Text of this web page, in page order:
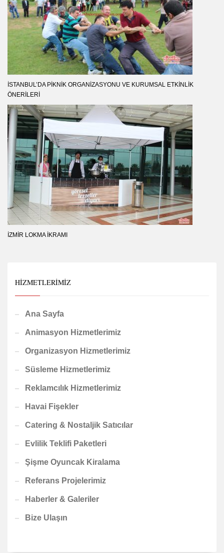
İSTANBUL’DA PIKNIK ORGANIZASYONU VE KURUMSAL ETKINLIK
ÖNERILERI
İZMIR LOKMA İKRAMI
HIZMETLERIMIZ
Ana Sayfa
Animasyon Hizmetlerimiz
Organizasyon Hizmetlerimiz
Süsleme Hizmetlerimiz
Reklamcılık Hizmetlerimiz
Havai Fişekler
Catering & Nostaljik Satıcılar
Evlilik Teklifi Paketleri
Şişme Oyuncak Kiralama
Referans Projelerimiz
Haberler & Galeriler
Bize Ulaşın